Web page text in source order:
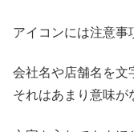
アイコンには注意事
会社名や店舗名を文
それはあまり意味が